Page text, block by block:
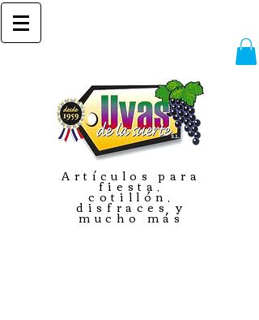
Artículos para
fiesta,
cotillón,
disfraces y
mucho más